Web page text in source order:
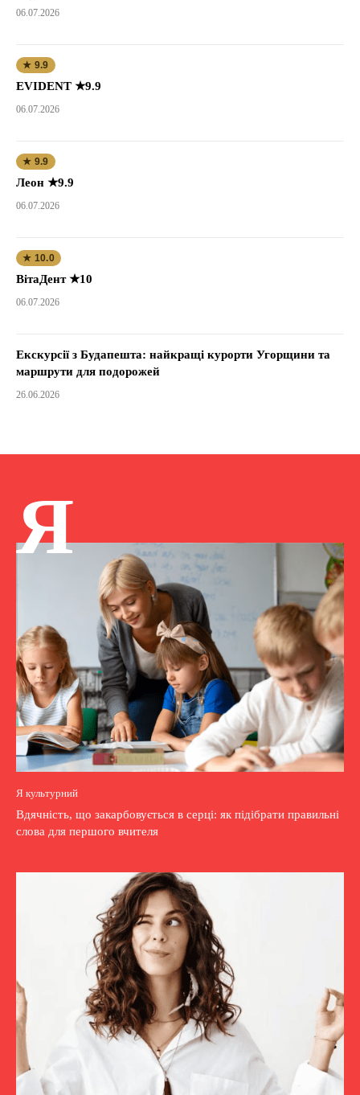
06.07.2026
★ 9.9
EVIDENT ★9.9
06.07.2026
★ 9.9
Леон ★9.9
06.07.2026
★ 10.0
ВітаДент ★10
06.07.2026
Екскурсії з Будапешта: найкращі курорти Угорщини та
маршрути для подорожей
26.06.2026
Я
Я культурний
Вдячність, що закарбовується в серці: як підібрати правильні
слова для першого вчителя